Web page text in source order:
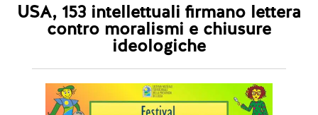
USA, 153 intellettuali firmano lettera
contro moralismi e chiusure
ideologiche